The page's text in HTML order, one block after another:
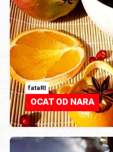
fataRI
OCAT OD NARA